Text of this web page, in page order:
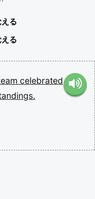
る
る
celebrated